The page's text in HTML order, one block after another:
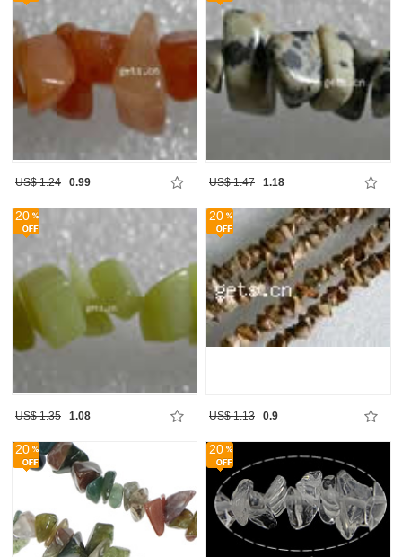
US$ 1.24 0.99 US$ 1.47 1.18
20
US$ 1.35 1.08
20
US$ 1.13 0.9
20 20